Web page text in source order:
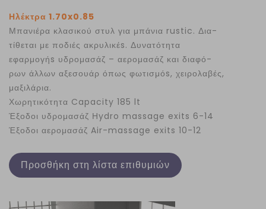
Ηλέκτρα 1.70x0.85
Μπανιέρα κλασικού στυλ για μπάνια rustic. Δια-
τίθεται με ποδιές ακρυλικέs. Δυνατότητα
εφαρμογήs υδρομασάζ – αερομασάζ και διαφό-
ρων άλλων αξεσουάρ όπως φωτισμόs, χειρολαβές,
μαξιλάρια.
Χωρητικότητα Capacity 185 lt
Έξοδοι υδρομασάζ Ηydro massage exits 6-14
Έξοδοι αερομασάζ Air-massage exits 10-12
Προσθήκη στη λίστα επιθυμιών